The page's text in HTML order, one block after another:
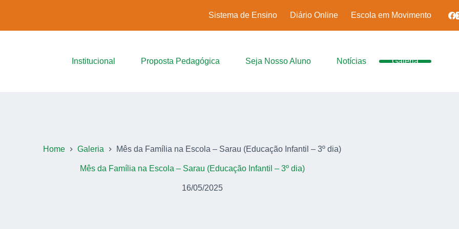
Sistema de Ensino Diário Online Escola em Movimento
Institucional Proposta Pedagógica Seja Nosso Aluno Notícias Galeria
Home Galeria Mês da Família na Escola – Sarau (Educação Infantil – 3º dia)
Mês da Família na Escola – Sarau (Educação Infantil – 3º dia)
16/05/2025